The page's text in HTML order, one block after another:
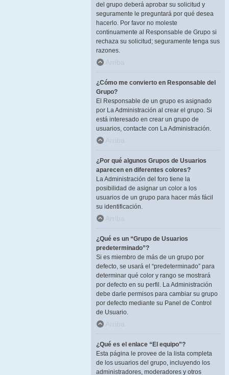
del grupo deberá aprobar su solicitud y
seguramente le preguntará por qué desea
hacerlo. Por favor no moleste
continuamente al Responsable de Grupo si
rechaza su solicitud; seguramente tenga sus
razones.
Arriba
¿Cómo me convierto en Responsable del
Grupo?
El Responsable de un grupo es asignado
por La Administración al crear el grupo. Si
está interesado en crear un grupo de
usuarios, contacte con La Administración.
Arriba
¿Por qué algunos Grupos de Usuarios
aparecen en diferentes colores?
La Administración del foro tiene la
posibilidad de asignar un color a los
usuarios de un grupo para hacer más fácil
su identificación.
Arriba
¿Qué es un “Grupo de Usuarios
predeterminado”?
Si es miembro de más de un grupo por
defecto, se usará el “predeterminado” para
determinar qué color y rango se mostrará
por defecto en su perfil. La Administración
debe darle permisos para cambiar su grupo
por defecto mediante su Panel de Control
de Usuario.
Arriba
¿Qué es el enlace “El equipo”?
Esta página le provee de la lista completa
de los usuarios del grupo, incluyendo los
administradores, moderadores y otros